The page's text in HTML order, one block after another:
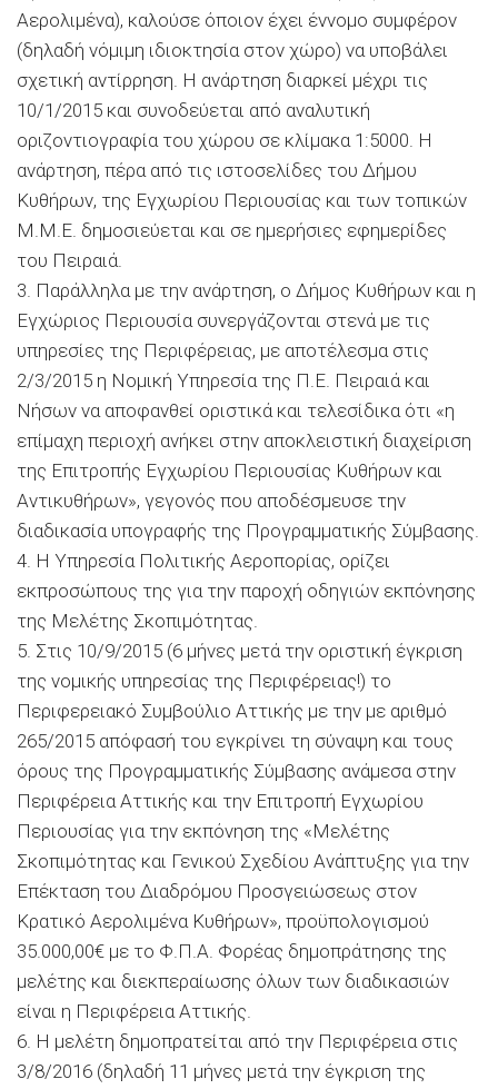
Αερολιμένα), καλούσε όποιον έχει έννομο συμφέρον
(δηλαδή νόμιμη ιδιοκτησία στον χώρο) να υποβάλει
σχετική αντίρρηση. Η ανάρτηση διαρκεί μέχρι τις
10/1/2015 και συνοδεύεται από αναλυτική
οριζοντιογραφία του χώρου σε κλίμακα 1:5000. Η
ανάρτηση, πέρα από τις ιστοσελίδες του Δήμου
Κυθήρων, της Εγχωρίου Περιουσίας και των τοπικών
Μ.Μ.Ε. δημοσιεύεται και σε ημερήσιες εφημερίδες
του Πειραιά.
3. Παράλληλα με την ανάρτηση, ο Δήμος Κυθήρων και η
Εγχώριος Περιουσία συνεργάζονται στενά με τις
υπηρεσίες της Περιφέρειας, με αποτέλεσμα στις
2/3/2015 η Νομική Υπηρεσία της Π.Ε. Πειραιά και
Νήσων να αποφανθεί οριστικά και τελεσίδικα ότι «η
επίμαχη περιοχή ανήκει στην αποκλειστική διαχείριση
της Επιτροπής Εγχωρίου Περιουσίας Κυθήρων και
Αντικυθήρων», γεγονός που αποδέσμευσε την
διαδικασία υπογραφής της Προγραμματικής Σύμβασης.
4. Η Υπηρεσία Πολιτικής Αεροπορίας, ορίζει
εκπροσώπους της για την παροχή οδηγιών εκπόνησης
της Μελέτης Σκοπιμότητας.
5. Στις 10/9/2015 (6 μήνες μετά την οριστική έγκριση
της νομικής υπηρεσίας της Περιφέρειας!) το
Περιφερειακό Συμβούλιο Αττικής με την με αριθμό
265/2015 απόφασή του εγκρίνει τη σύναψη και τους
όρους της Προγραμματικής Σύμβασης ανάμεσα στην
Περιφέρεια Αττικής και την Επιτροπή Εγχωρίου
Περιουσίας για την εκπόνηση της «Μελέτης
Σκοπιμότητας και Γενικού Σχεδίου Ανάπτυξης για την
Επέκταση του Διαδρόμου Προσγειώσεως στον
Κρατικό Αερολιμένα Κυθήρων», προϋπολογισμού
35.000,00€ με το Φ.Π.Α. Φορέας δημοπράτησης της
μελέτης και διεκπεραίωσης όλων των διαδικασιών
είναι η Περιφέρεια Αττικής.
6. Η μελέτη δημοπρατείται από την Περιφέρεια στις
3/8/2016 (δηλαδή 11 μήνες μετά την έγκριση της